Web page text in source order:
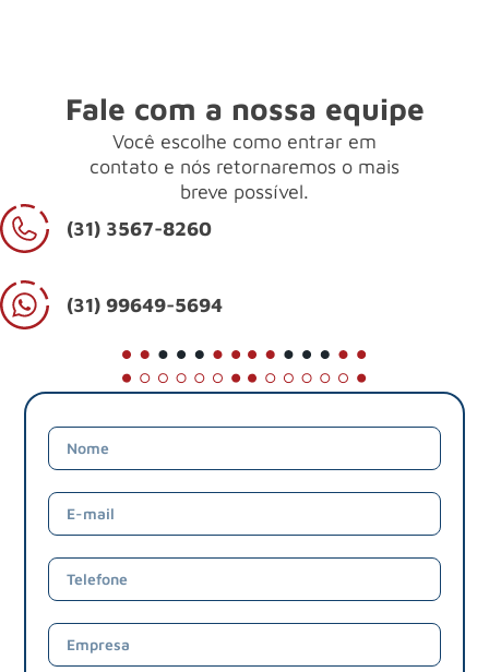
Fale com a nossa equipe
Você escolhe como entrar em
contato e nós retornaremos o mais
breve possível.
(31) 3567-8260
(31) 99649-5694